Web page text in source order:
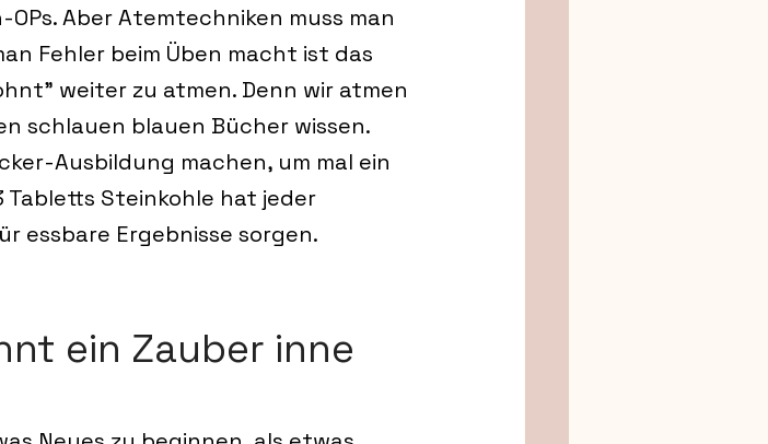
Aber Atemtechniken muss man
Fehler beim Üben macht ist das
weiter zu atmen. Denn wir atmen
schlauen blauen Bücher wissen.
Ausbildung machen, um mal ein
Tabletts Steinkohle hat jeder
essbare Ergebnisse sorgen.
ein Zauber inne